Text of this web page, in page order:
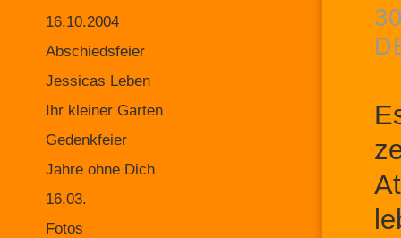
16.10.2004
Abschiedsfeier
Jessicas Leben
Ihr kleiner Garten
Gedenkfeier
Jahre ohne Dich
16.03.
Fotos